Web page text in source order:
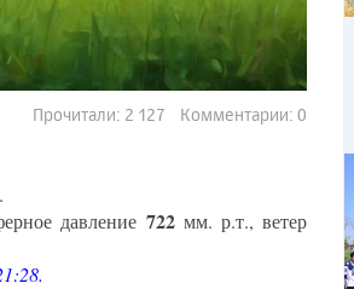
Прочитали: 2 127 Комментарии: 0
давление 722 мм. р.т., ветер